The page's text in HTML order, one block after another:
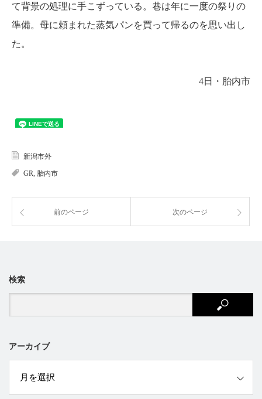
て背景の処理に手こずっている。巷は年に一度の祭りの
準備。母に頼まれた蒸気パンを買って帰るのを思い出し
た。
4日・胎内市
新潟市外
GR, 胎内市
前のページ 次のページ
検索
アーカイブ